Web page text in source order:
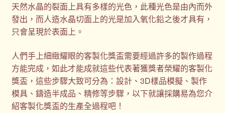
天然水晶的裂面上具有多樣的光色，此種光色是由內而外
發出，而人造水晶切面上的光是加入氧化鉛之後才具有，
只會呈現於表面上。
人們手上細緻耀眼的客製化獎盃需要經過許多的製作過程
方能完成，如此才能成就這些代表著獲獎者榮耀的客製化
獎盃，這些步驟大致可分為：設計、3D樣品模擬、製作
模具、鑄造半成品、精修等步驟，以下就讓採購易為您介
紹客製化獎盃的生產全過程吧！